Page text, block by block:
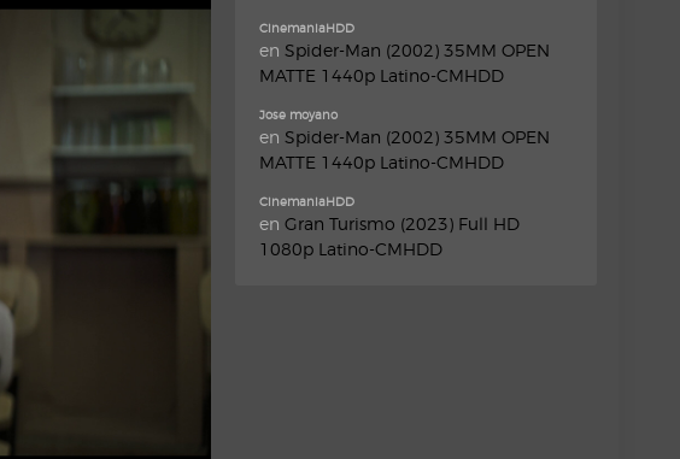
CinemaniaHDD
en Spider-Man (2002) 35MM OPEN
MATTE 1440p Latino-CMHDD
Jose moyano
en Spider-Man (2002) 35MM OPEN
MATTE 1440p Latino-CMHDD
CinemaniaHDD
en Gran Turismo (2023) Full HD
1080p Latino-CMHDD